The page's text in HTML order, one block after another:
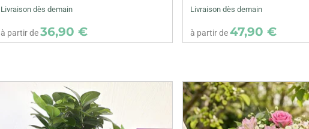
Livraison dès demain
à partir de36,90 €
Livraison dès demain
à partir de47,90 €